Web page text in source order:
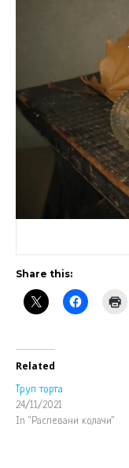
Share this:
Related
Труп торта
24/11/2021
In "Распевани колачи"